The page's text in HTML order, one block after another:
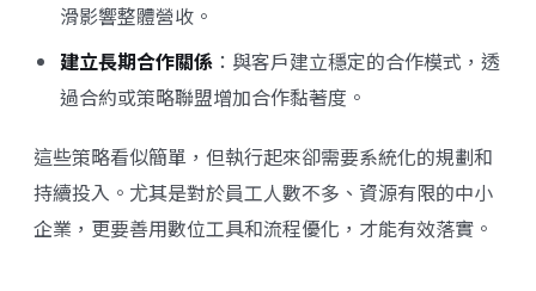
滑影響整體營收。
建立長期合作關係 ：與客戶建立穩定的合作模式，透
過合約或策略聯盟增加合作黏著度。
這些策略看似簡單，但執行起來卻需要系統化的規劃和
持續投入。尤其是對於員工人數不多、資源有限的中小
企業，更要善用數位工具和流程優化，才能有效落實。